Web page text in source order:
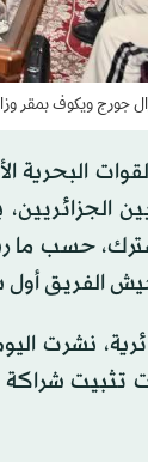
جورج ويكوف بمقر
البحرية
حسب ما
الفريق
نشرت اليوم
تثبيت